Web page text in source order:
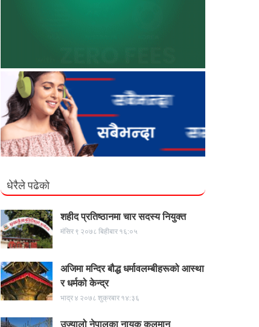
धेरैले पढेको
शहीद प्रतिष्ठानमा चार सदस्य नियुक्त
मंसिर ९ २०७८ बिहीबार १६:०५
अजिमा मन्दिर बौद्ध धर्मावलम्बीहरूको आस्था
र धर्मको केन्द्र
भाद्र ४ २०७८ शुक्रबार १४:३६
उज्यालो नेपालका नायक कुलमान